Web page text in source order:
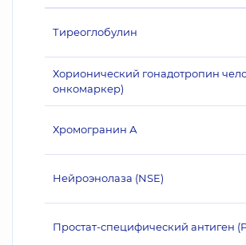
Тиреоглобулин
Хорионический гонадотропин
онкомаркер)
Хромогранин А
Нейроэнолаза (NSE)
Простат-специфический антиген